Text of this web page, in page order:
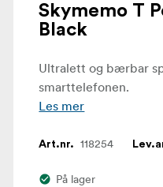
Skymemo T
Black
Ultralett og bærbar
smarttelefonen.
Les mer
Art.nr. 118254
På lager